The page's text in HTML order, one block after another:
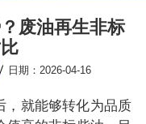
废油再生非标
日期：2026-04-16
，就能够转化为品质